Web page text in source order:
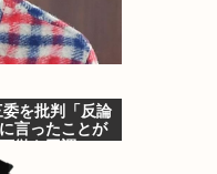
を批判「反論
言ったことが
徹も同調